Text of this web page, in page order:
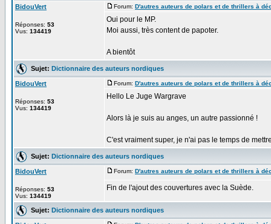
BidouVert
Réponses: 53
Vus: 134419
Forum: D'autres auteurs de polars et de thrillers à
Oui pour le MP.
Moi aussi, très content de papoter.
A bientôt
Sujet: Dictionnaire des auteurs nordiques
BidouVert
Réponses: 53
Vus: 134419
Forum: D'autres auteurs de polars et de thrillers à
Hello Le Juge Wargrave
Alors là je suis au anges, un autre passionné !
C'est vraiment super, je n'ai pas le temps de
Sujet: Dictionnaire des auteurs nordiques
BidouVert
Réponses: 53
Vus: 134419
Forum: D'autres auteurs de polars et de thrillers à
Fin de l'ajout des couvertures avec la Suède.
Sujet: Dictionnaire des auteurs nordiques